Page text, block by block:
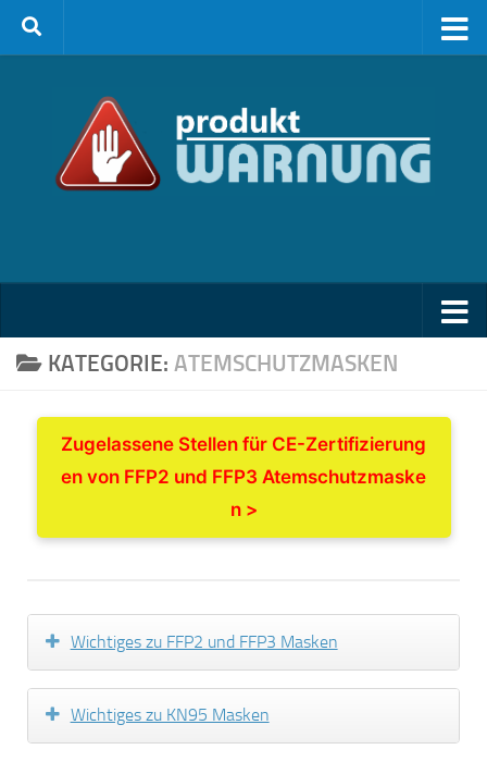
Zum Inhalt springen
KATEGORIE: ATEMSCHUTZMASKEN
Zugelassene Stellen für CE-Zertifizierung
en von FFP2 und FFP3 Atemschutzmaske
n >
Wichtiges zu FFP2 und FFP3 Masken
Wichtiges zu KN95 Masken